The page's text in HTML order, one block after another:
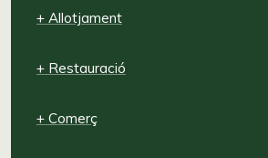
+ Allotjament
+ Restauració
+ Comerç